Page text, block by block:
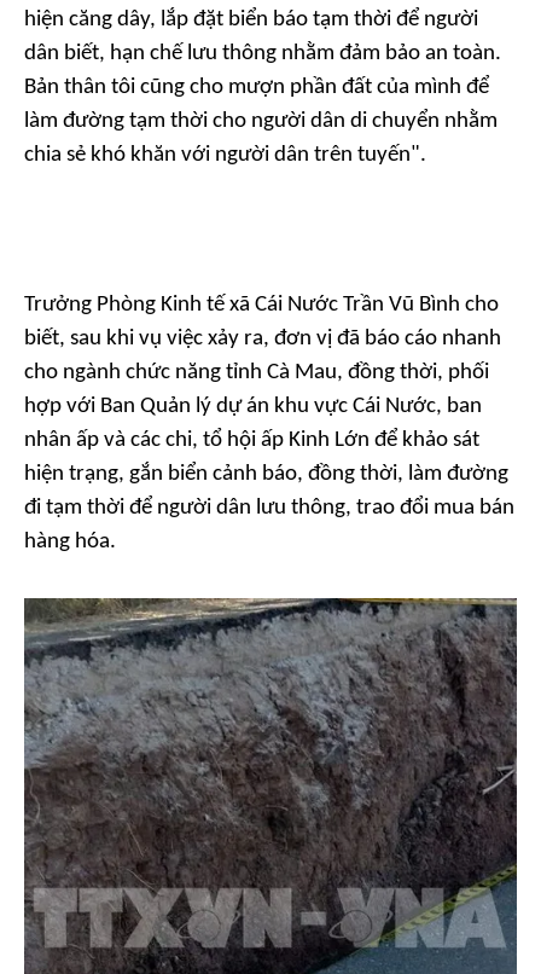
hiện căng dây, lắp đặt biển báo tạm thời để người
dân biết, hạn chế lưu thông nhằm đảm bảo an toàn.
Bản thân tôi cũng cho mượn phần đất của mình để
làm đường tạm thời cho người dân di chuyển nhằm
chia sẻ khó khăn với người dân trên tuyến".
Trưởng Phòng Kinh tế xã Cái Nước Trần Vũ Bình cho
biết, sau khi vụ việc xảy ra, đơn vị đã báo cáo nhanh
cho ngành chức năng tỉnh Cà Mau, đồng thời, phối
hợp với Ban Quản lý dự án khu vực Cái Nước, ban
nhân ấp và các chi, tổ hội ấp Kinh Lớn để khảo sát
hiện trạng, gắn biển cảnh báo, đồng thời, làm đường
đi tạm thời để người dân lưu thông, trao đổi mua bán
hàng hóa.